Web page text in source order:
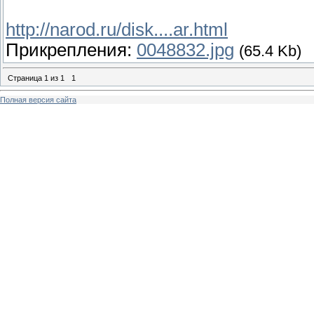
http://narod.ru/disk....ar.html
Прикрепления: 0048832.jpg (65.4 Kb)
Страница 1 из 1 1
Полная версия сайта